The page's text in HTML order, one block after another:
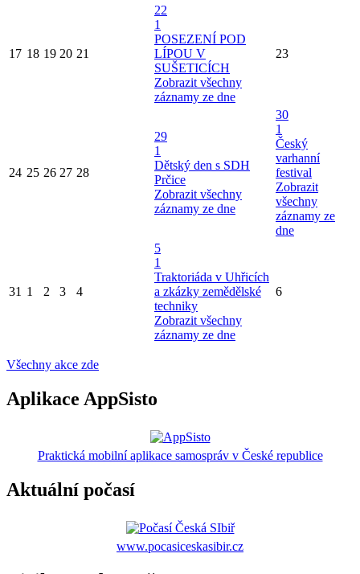
17 18 19 20 21
22
1
POSEZENÍ POD
LÍPOU V
SUŠETICÍCH
Zobrazit všechny
záznamy ze dne
23
24 25 26 27 28
29
1
Dětský den s SDH
Prčice
Zobrazit všechny
záznamy ze dne
30
1
Český
varhanní
festival
Zobrazit
všechny
záznamy ze
dne
31 1 2 3 4
5
1
Traktoriáda v Uhřicích
a zkázky zemědělské
techniky
Zobrazit všechny
záznamy ze dne
6
Všechny akce zde
Aplikace AppSisto
Praktická mobilní aplikace samospráv v České republice
Aktuální počasí
www.pocasiceskasibir.cz